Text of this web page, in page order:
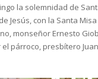
la solemnidad de
Jesús, con la Santa
monseñor Ernesto
párroco, presbítero